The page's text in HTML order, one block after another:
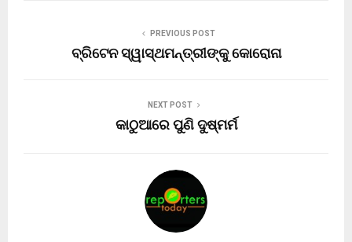
PREVIOUS POST
ବ୍ରିଟେନ ସ୍ୱାସ୍ଥମନ୍ତ୍ରୀଙ୍କୁ କୋରୋନା
NEXT POST
କାଠୁଆରେ ପୁଣି ଦୁଷ୍ମର୍ମ